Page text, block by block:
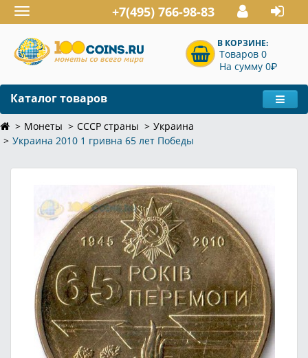
Toggle
navigation
+7(495) 766-98-83
В КОРЗИНЕ:
Товаров 0
На сумму 0P
Каталог товаров
Монеты СССР страны
Украина
Украина 2010 1 гривна 65 лет Победы